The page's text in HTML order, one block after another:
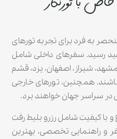
به فرد برای تجربه تورهای
رسید. سفرهای داخلی شامل
شیراز، اصفهان، یزد، قشم
همچنین، تورهای خارجی
در سراسر جهان خواهند برد.
و با کیفیت شامل رزرو بلیط رفت
و راهنمایی تخصصی، بهترین